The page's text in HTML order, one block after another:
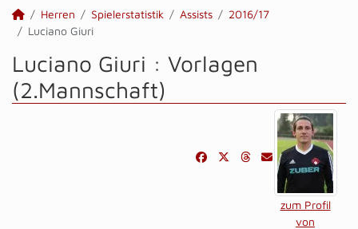
Herren Spielerstatistik Assists
2016/17
Luciano Giuri
Luciano Giuri : Vorlagen
(2.Mannschaft)
zum Profil
von